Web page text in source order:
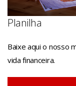
Planilha
Baixe aqui o nosso
vida financeira.